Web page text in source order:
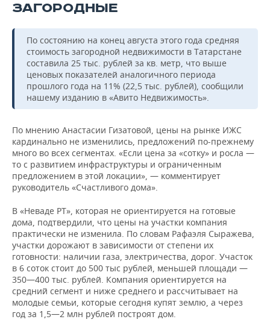
ЗАГОРОДНЫЕ
По состоянию на конец августа этого года средняя
стоимость загородной недвижимости в Татарстане
составила 25 тыс. рублей за кв. метр, что выше
ценовых показателей аналогичного периода
прошлого года на 11% (22,5 тыс. рублей), сообщили
нашему изданию в «Авито Недвижимость».
По мнению Анастасии Гизатовой, цены на рынке ИЖС
кардинально не изменились, предложений по-прежнему
много во всех сегментах. «Если цена за «сотку» и росла —
то с развитием инфраструктуры и ограниченным
предложением в этой локации», — комментирует
руководитель «Счастливого дома».
В «Неваде РТ», которая не ориентируется на готовые
дома, подтвердили, что цены на участки компания
практически не изменила. По словам Рафаэля Сыражева,
участки дорожают в зависимости от степени их
готовности: наличии газа, электричества, дорог. Участок
в 6 соток стоит до 500 тыс рублей, меньшей площади —
350—400 тыс. рублей. Компания ориентируется на
средний сегмент и ниже среднего и рассчитывает на
молодые семьи, которые сегодня купят землю, а через
год за 1,5—2 млн рублей построят дом.